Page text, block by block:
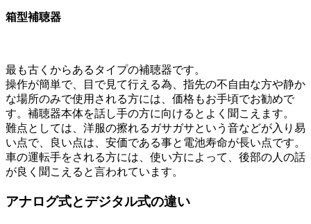
箱型補聴器
最も古くからあるタイプの補聴器です。
操作が簡単で、目で見て行える為、指先の不自由な方や静か
な場所のみで使用される方には、価格もお手頃でお勧めで
す。補聴器本体を話し手の方に向けるとよく聞こえます。
難点としては、洋服の擦れるガサガサという音などが入り易
い点で、良い点は、安価である事と電池寿命が長い点です。
車の運転手をされる方には、使い方によって、後部の人の話
が良く聞こえると言われています。
アナログ式とデジタル式の違い